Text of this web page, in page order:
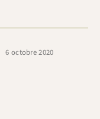
6 octobre 2020